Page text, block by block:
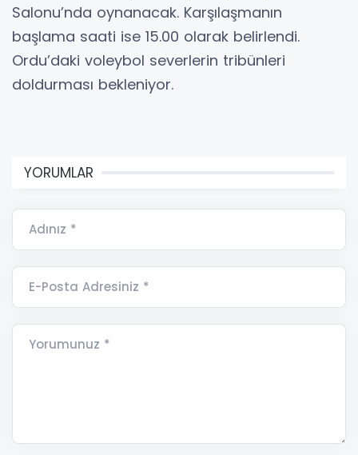
Salonu’nda oynanacak. Karşılaşmanın
başlama saati ise 15.00 olarak belirlendi.
Ordu’daki voleybol severlerin tribünleri
doldurması bekleniyor.
YORUMLAR
Adınız *
E-Posta Adresiniz *
Yorumunuz *